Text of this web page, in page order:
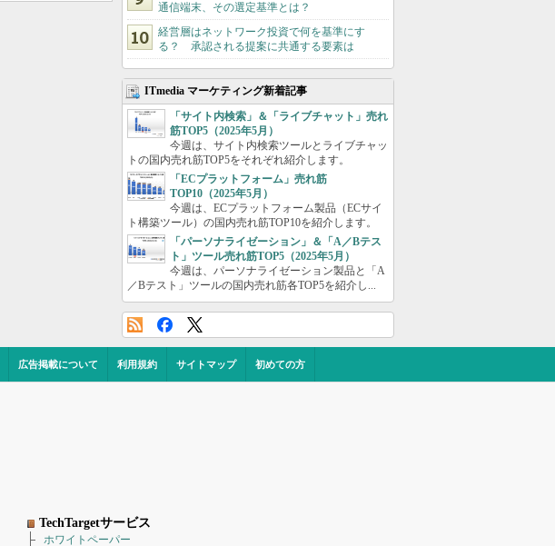
通信端末、その選定基準とは？
経営層はネットワーク投資で何を基準にす
る？ 承認される提案に共通する要素は
ITmedia マーケティング新着記事
「サイト内検索」＆「ライブチャット」売れ
筋TOP5（2025年5月）
今週は、サイト内検索ツールとライブチャッ
トの国内売れ筋TOP5をそれぞれ紹介します。
「ECプラットフォーム」売れ筋
TOP10（2025年5月）
今週は、ECプラットフォーム製品（ECサイ
ト構築ツール）の国内売れ筋TOP10を紹介します。
「パーソナライゼーション」＆「A／Bテス
ト」ツール売れ筋TOP5（2025年5月）
今週は、パーソナライゼーション製品と「A
／Bテスト」ツールの国内売れ筋各TOP5を紹介し...
広告掲載について 利用規約 サイトマップ 初めての方
TechTargetサービス
ホワイトペーパー